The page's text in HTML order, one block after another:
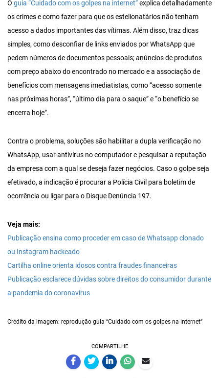
O guia “Cuidado com os golpes na internet”explica detalhadamente
os crimes e como fazer para que os estelionatários não tenham
acesso a dados importantes das vítimas. Além disso, traz dicas
simples, como desconfiar de links enviados por WhatsApp que
pedem números de documentos pessoais; anúncios de produtos
com preço abaixo do encontrado no mercado e a associação de
benefícios com mensagens imediatistas, como “acesso somente
nas próximas horas”, “último dia para o saque” e “o benefício se
encerra hoje”.
Contra o problema, soluções são habilitar a dupla verificação no
WhatsApp, usar antivírus no computador e pesquisar a reputação
da empresa com a qual se deseja fazer negócios. Caso o golpe seja
efetivado, a indicação é procurar a Polícia Civil para boletim de
ocorrência ou ligar para o Disque Denúncia 197.
Veja mais:
Publicação ensina como proceder em caso de Whatsapp clonado
ou Instagram hackeado
Cartilha online orienta idosos contra fraudes financeiras
Publicação esclarece dúvidas sobre direitos do consumidor durante
a pandemia do coronavírus
Crédito da imagem: reprodução guia “Cuidado com os golpes na internet”
COMPARTILHE